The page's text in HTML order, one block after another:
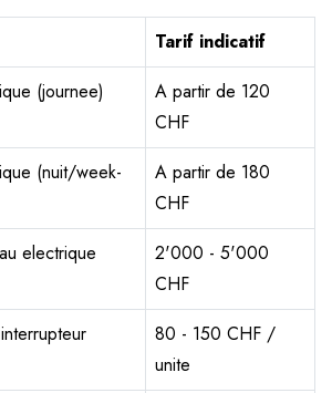
Tarif indicatif
(journee)
A partir de 120
CHF
(nuit/week-
A partir de 180
CHF
electrique
2'000 - 5'000
CHF
80 - 150 CHF /
unite